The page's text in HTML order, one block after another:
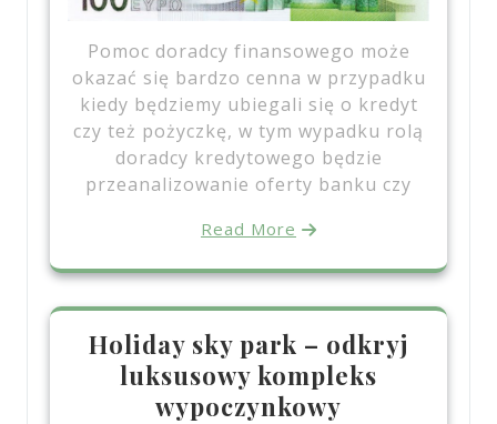
Pomoc doradcy finansowego może
okazać się bardzo cenna w przypadku
kiedy będziemy ubiegali się o kredyt
czy też pożyczkę, w tym wypadku rolą
doradcy kredytowego będzie
przeanalizowanie oferty banku czy
Read More
Holiday sky park – odkryj
luksusowy kompleks
wypoczynkowy